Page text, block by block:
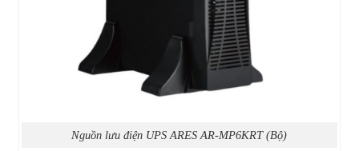
Nguồn lưu điện UPS ARES AR-MP6KRT (Bộ)